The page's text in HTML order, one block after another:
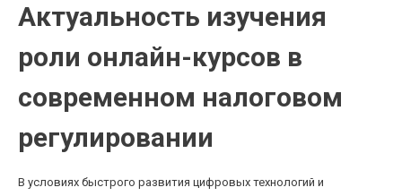
Актуальность изучения
роли онлайн-курсов в
современном налоговом
регулировании
В условиях быстрого развития цифровых технологий и